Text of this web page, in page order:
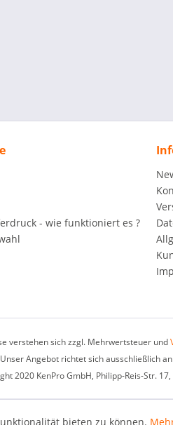
- wie funktioniert es ?
verstehen sich zzgl. Mehrwertsteuer und
Unser Angebot richtet sich ausschließlich
2020 KenPro GmbH, Philipp-Reis-Str.
bieten zu können.